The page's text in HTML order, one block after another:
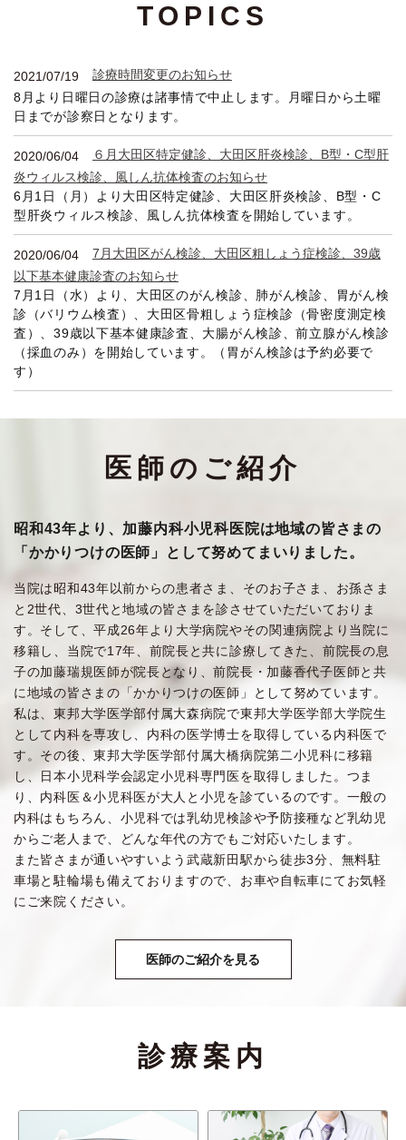
2022/05/26
コロナワクチン接種4回目の予約について
しています。診察時間内に電話か来院してください。
3回目接種から5か月以上経った、60歳以上、59歳未満18
歳以上で基礎疾患のある方（役所に申請して接種券をもら
う）たちが対象です。
コロナウイルスワクチン接種について
4月19日（火）よりコロナワクチン接種再開しますが、フ
ァイザー、モデルナとも空きが多数あります。
予約は診療時間内に電話するか来院してください。
2022/01/11
コロナワクチン追加接種（3回目）
接種券が届いた高齢者から、予約して接種する予定です。
当初は、当院に掛り付けの患者様から優先的に接種させて
1月11日から予約開始します。
8月より日曜日の診療は諸事情で中止します。月曜日から
土曜日までが診察日となります。
2021/06/03
コロナウイルスワクチン接種について
6月8日（火）よりコロナウイルスワクチン接種を開始いた
当院に掛り付けの高齢者から開始いたしますので、
ご迷惑がかかるかもしれませんが申し訳ありません。
2021/02/04 当院の診療体制について
当医院ではPCR検査は施行していません。発熱外
来も施行していません。
発熱の患者さんは、当院診察時間に電話をかけて頂き、症
状を説明して下さい。
電話で症状をお聞きし、当院で診察可能であれば、原則と
して、
午前中は午前診察終了後12時30分に来院して頂き診察をし
ます。
午後は午後診察終了後18時30分に来院して頂き診察をしま
なお、症状によっては、直接、発熱患者さんを診ている病
院や、保健所に連絡して頂く場合があります。
TOPICS
2021/07/19
診療時間変更のお知らせ
8月より日曜日の診療は諸事情で中止します。月曜日から土曜
日までが診察日となります。
2020/06/04
６月大田区特定健診、大田区肝炎検診、B型・C型肝
炎ウィルス検診、風しん抗体検査のお知らせ
6月1日（月）より大田区特定健診、大田区肝炎検診、B型・C
型肝炎ウィルス検診、風しん抗体検査を開始しています。
2020/06/04
7月大田区がん検診、大田区粗しょう症検診、39歳
以下基本健康診査のお知らせ
7月1日（水）より、大田区のがん検診、肺がん検診、胃がん検
診（バリウム検査）、大田区骨粗しょう症検診（骨密度測定検
査）、39歳以下基本健康診査、大腸がん検診、前立腺がん検診
（採血のみ）を開始しています。（胃がん検診は予約必要で
す）
医師のご紹介
昭和43年より、加藤内科小児科医院は地域の皆さまの
「かかりつけの医師」として努めてまいりました。
当院は昭和43年以前からの患者さま、そのお子さま、お孫さま
と2世代、3世代と地域の皆さまを診させていただいておりま
す。そして、平成26年より大学病院やその関連病院より当院に
移籍し、当院で17年、前院長と共に診療してきた、前院長の息
子の加藤瑞規医師が院長となり、前院長・加藤香代子医師と共
に地域の皆さまの「かかりつけの医師」として努めています。
私は、東邦大学医学部付属大森病院で東邦大学医学部大学院生
として内科を専攻し、内科の医学博士を取得している内科医で
す。その後、東邦大学医学部付属大橋病院第二小児科に移籍
し、日本小児科学会認定小児科専門医を取得しました。つま
り、内科医＆小児科医が大人と小児を診ているのです。一般の
内科はもちろん、小児科では乳幼児検診や予防接種など乳幼児
からご老人まで、どんな年代の方でもご対応いたします。
また皆さまが通いやすいよう武蔵新田駅から徒歩3分、無料駐
車場と駐輪場も備えておりますので、お車や自転車にてお気軽
にご来院ください。
医師のご紹介を見る
診療案内